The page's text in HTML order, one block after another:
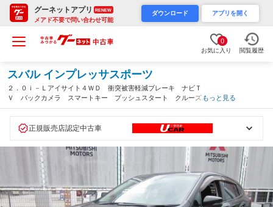
グーネットアプリ RENEW
メアド不要で問い合わせ可能
ダウンロード アプリを開く
0
お気に入り 閲覧履歴
スバル インプレッサスポーツ
２．０ｉ－Ｌアイサイト４ＷＤ 衝突被害軽減ブレーキ ナビＴ
Ｖ バックカメラ スマートキー プッシュスタート クルーズコ
ントロール アイドリングストップ ステアリングリモコンスイッ
古車保証付き（宮城県）
もっと見る
正規販売店認定中古車